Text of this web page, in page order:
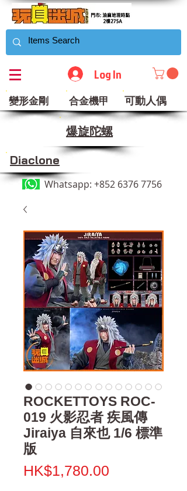
Log In
變形金剛 合金機甲 可動人偶
​爆旋陀螺
Diaclone
Whatsapp: +852 6376 7756
ROCKETTOYS ROC-
019 火影忍者 疾風傳
Jiraiya 自來也 1/6 標準
版
HK$1,780.00